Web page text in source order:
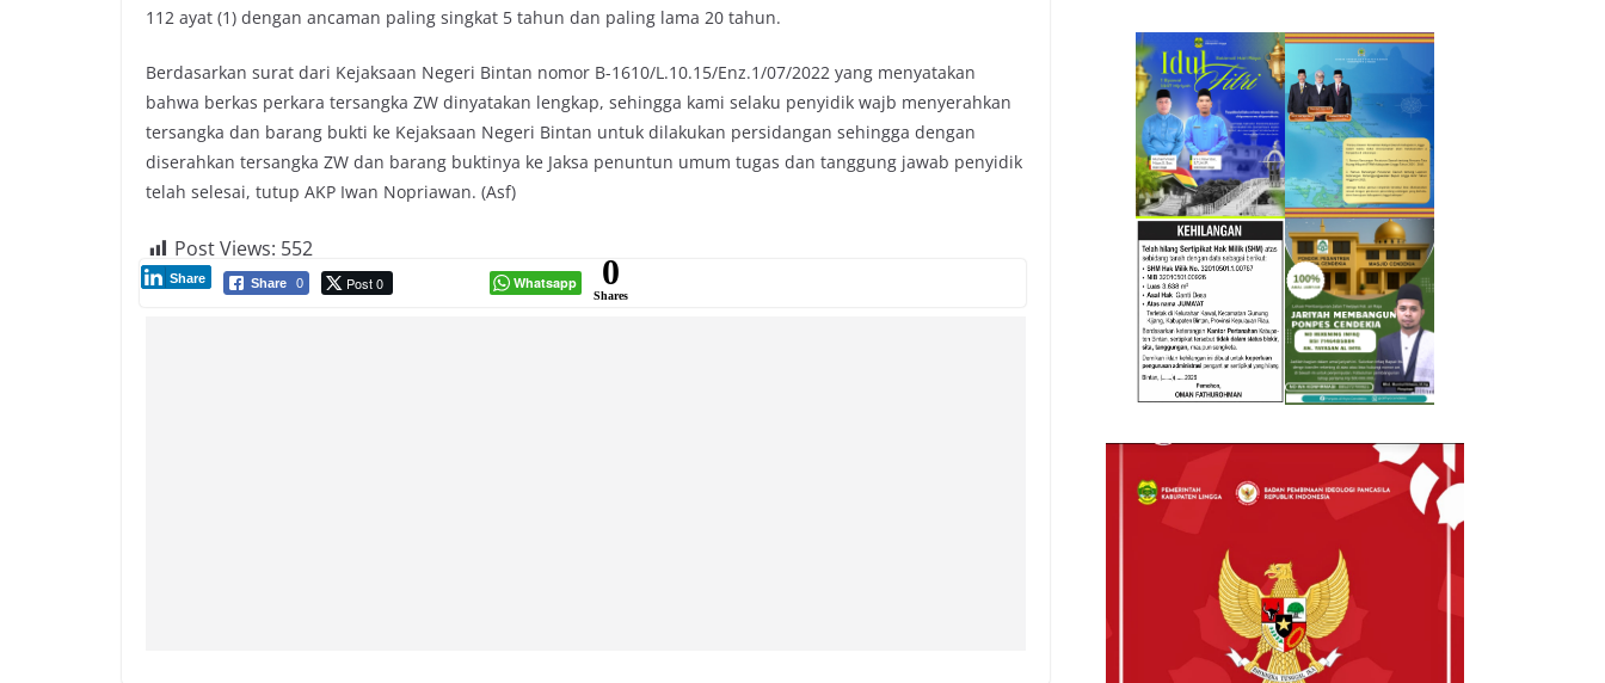
112 ayat (1) dengan ancaman paling singkat 5 tahun dan paling lama 20 tahun.
Berdasarkan surat dari Kejaksaan Negeri Bintan nomor B-1610/L.10.15/Enz.1/07/2022 yang menyatakan
bahwa berkas perkara tersangka ZW dinyatakan lengkap, sehingga kami selaku penyidik wajb menyerahkan
tersangka dan barang bukti ke Kejaksaan Negeri Bintan untuk dilakukan persidangan sehingga dengan
diserahkan tersangka ZW dan barang buktinya ke Jaksa penuntun umum tugas dan tanggung jawab penyidik
telah selesai, tutup AKP Iwan Nopriawan. (Asf)
Post Views: 552
Share 0 Post 0
Share Whatsapp 0
Shares